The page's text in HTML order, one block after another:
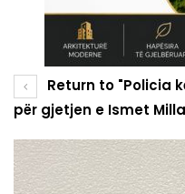
Return to "Policia
për gjetjen e Ismet